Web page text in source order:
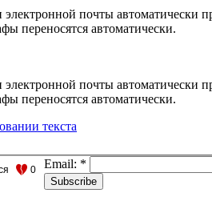
электронной почты автоматически
переносятся автоматически.
электронной почты автоматически
переносятся автоматически.
текста
0 Email: *